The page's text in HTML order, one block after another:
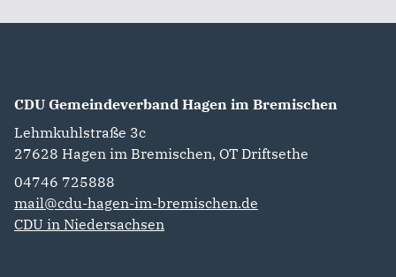
CDU Gemeindeverband Hagen im Bremischen
Lehmkuhlstraße 3c
27628 Hagen im Bremischen, OT Driftsethe
04746 725888‬
mail@cdu-hagen-im-bremischen.de
CDU in Niedersachsen